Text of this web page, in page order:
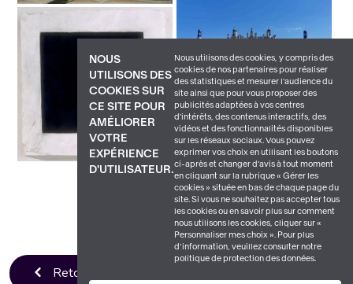
NOUS
UTILISONS DES
COOKIES SUR
CE SITE POUR
AMÉLIORER
VOTRE
EXPÉRIENCE
D'UTILISATEUR.
Nous utilisons des cookies, y compris des
cookies de nos partenaires pour réaliser
des statistiques et mesurer l'audience du
site ainsi que pour vous proposer des
publicités adaptées à vos centres
d'intérêts, des contenus interactifs, des
vidéos et des fonctionnalités disponibles
sur les réseaux sociaux. Vous pouvez
exprimer vos choix en utilisant les boutons
ci-après et changer d’avis à tout moment
en cliquant sur la rubrique « Gérer les
cookies » située en bas de chaque page du
site. Si vous ne souhaitez pas accepter tous
les cookies ou en savoir plus sur comment
nous utilisons les cookies, cliquer sur «
Personnaliser mes choix ». Pour plus
d’information, veuillez consulter notre
politique de protection des données.
Retour à la liste